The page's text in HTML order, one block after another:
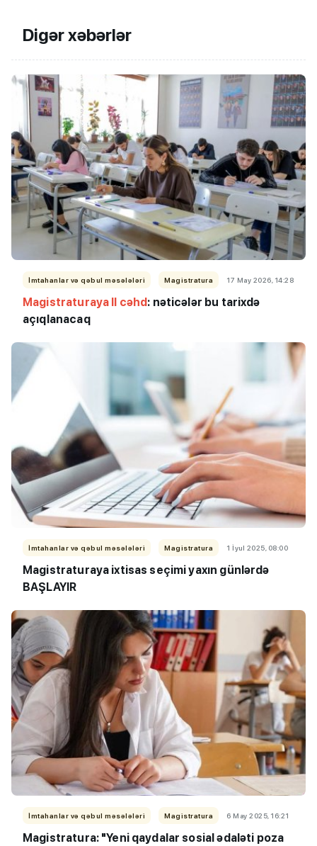
Digər xəbərlər
İmtahanlar və qəbul məsələləri Magistratura 17 May 2026, 14:28
Magistraturaya II cəhd: nəticələr bu tarixdə
açıqlanacaq
İmtahanlar və qəbul məsələləri Magistratura 1 İyul 2025, 08:00
Magistraturaya ixtisas seçimi yaxın günlərdə
BAŞLAYIR
İmtahanlar və qəbul məsələləri Magistratura 6 May 2025, 16:21
Magistratura: "Yeni qaydalar sosial ədaləti poza